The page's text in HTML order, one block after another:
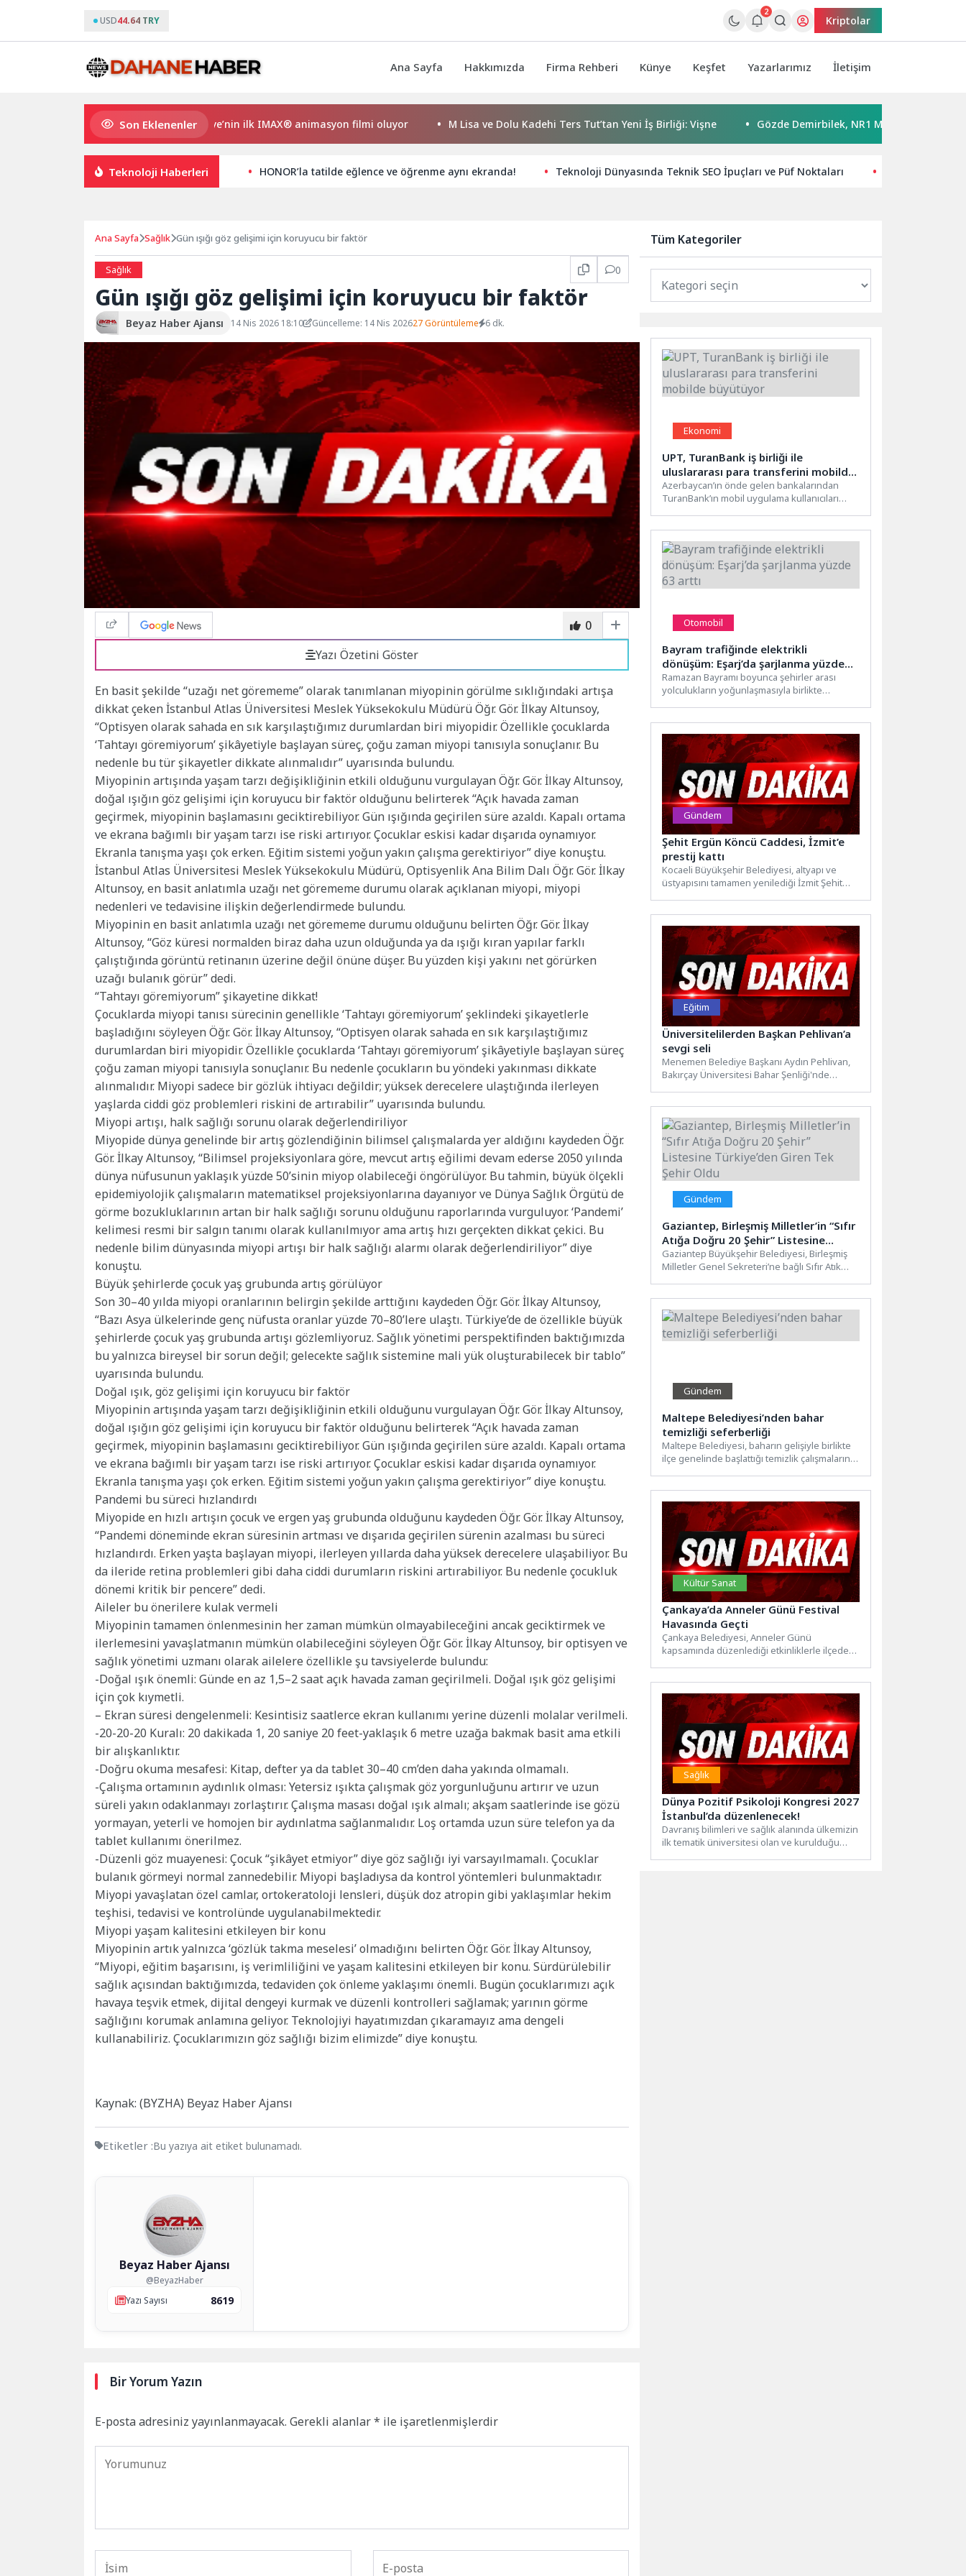
USD44.64 TRY
2
Kriptolar
Ana Sayfa Hakkımızda Firma Rehberi Künye Keşfet Yazarlarımız İletişim
Son Eklenenler
Gupi ve Gülmeyen Kral Türkiye’nin ilk IMAX® animasyon filmi oluyor M Lisa ve Dolu Kadehi Ters Tut’tan Yeni İş Birliği: Vişne Gözde Demirbilek, NR1 Magazin’de: ‘Son assolist
Teknoloji Haberleri HONOR’la tatilde eğlence ve öğrenme aynı ekranda! Teknoloji Dünyasında Teknik SEO İpuçları ve Püf Noktaları
Ana Sayfa Sağlık Gün ışığı göz gelişimi için koruyucu bir faktör
Sağlık 0
Gün ışığı göz gelişimi için koruyucu bir faktör
Beyaz Haber Ajansı 14 Nis 2026 18:10 Güncelleme: 14 Nis 202627 Görüntüleme 6 dk.
0
Yazı Özetini Göster
En basit şekilde “uzağı net görememe” olarak tanımlanan miyopinin görülme sıklığındaki artışa
dikkat çeken İstanbul Atlas Üniversitesi Meslek Yüksekokulu Müdürü Öğr. Gör. İlkay Altunsoy,
“Optisyen olarak sahada en sık karşılaştığımız durumlardan biri miyopidir. Özellikle çocuklarda
‘Tahtayı göremiyorum’ şikâyetiyle başlayan süreç, çoğu zaman miyopi tanısıyla sonuçlanır. Bu
nedenle bu tür şikayetler dikkate alınmalıdır” uyarısında bulundu.
Miyopinin artışında yaşam tarzı değişikliğinin etkili olduğunu vurgulayan Öğr. Gör. İlkay Altunsoy,
doğal ışığın göz gelişimi için koruyucu bir faktör olduğunu belirterek “Açık havada zaman
geçirmek, miyopinin başlamasını geciktirebiliyor. Gün ışığında geçirilen süre azaldı. Kapalı ortama
ve ekrana bağımlı bir yaşam tarzı ise riski artırıyor. Çocuklar eskisi kadar dışarıda oynamıyor.
Ekranla tanışma yaşı çok erken. Eğitim sistemi yoğun yakın çalışma gerektiriyor” diye konuştu.
İstanbul Atlas Üniversitesi Meslek Yüksekokulu Müdürü, Optisyenlik Ana Bilim Dalı Öğr. Gör. İlkay
Altunsoy, en basit anlatımla uzağı net görememe durumu olarak açıklanan miyopi, miyopi
nedenleri ve tedavisine ilişkin değerlendirmede bulundu.
Miyopinin en basit anlatımla uzağı net görememe durumu olduğunu belirten Öğr. Gör. İlkay
Altunsoy, “Göz küresi normalden biraz daha uzun olduğunda ya da ışığı kıran yapılar farklı
çalıştığında görüntü retinanın üzerine değil önüne düşer. Bu yüzden kişi yakını net görürken
uzağı bulanık görür” dedi.
“Tahtayı göremiyorum” şikayetine dikkat!
Çocuklarda miyopi tanısı sürecinin genellikle ‘Tahtayı göremiyorum’ şeklindeki şikayetlerle
başladığını söyleyen Öğr. Gör. İlkay Altunsoy, “Optisyen olarak sahada en sık karşılaştığımız
durumlardan biri miyopidir. Özellikle çocuklarda ‘Tahtayı göremiyorum’ şikâyetiyle başlayan süreç
çoğu zaman miyopi tanısıyla sonuçlanır. Bu nedenle çocukların bu yöndeki yakınması dikkate
alınmalıdır. Miyopi sadece bir gözlük ihtiyacı değildir; yüksek derecelere ulaştığında ilerleyen
yaşlarda ciddi göz problemleri riskini de artırabilir” uyarısında bulundu.
Miyopi artışı, halk sağlığı sorunu olarak değerlendiriliyor
Miyopide dünya genelinde bir artış gözlendiğinin bilimsel çalışmalarda yer aldığını kaydeden Öğr.
Gör. İlkay Altunsoy, “Bilimsel projeksiyonlara göre, mevcut artış eğilimi devam ederse 2050 yılında
dünya nüfusunun yaklaşık yüzde 50’sinin miyop olabileceği öngörülüyor. Bu tahmin, büyük ölçekli
epidemiyolojik çalışmaların matematiksel projeksiyonlarına dayanıyor ve Dünya Sağlık Örgütü de
görme bozukluklarının artan bir halk sağlığı sorunu olduğunu raporlarında vurguluyor. ‘Pandemi’
kelimesi resmi bir salgın tanımı olarak kullanılmıyor ama artış hızı gerçekten dikkat çekici. Bu
nedenle bilim dünyasında miyopi artışı bir halk sağlığı alarmı olarak değerlendiriliyor” diye
konuştu.
Büyük şehirlerde çocuk yaş grubunda artış görülüyor
Son 30–40 yılda miyopi oranlarının belirgin şekilde arttığını kaydeden Öğr. Gör. İlkay Altunsoy,
“Bazı Asya ülkelerinde genç nüfusta oranlar yüzde 70–80’lere ulaştı. Türkiye’de de özellikle büyük
şehirlerde çocuk yaş grubunda artışı gözlemliyoruz. Sağlık yönetimi perspektifinden baktığımızda
bu yalnızca bireysel bir sorun değil; gelecekte sağlık sistemine mali yük oluşturabilecek bir tablo”
uyarısında bulundu.
Doğal ışık, göz gelişimi için koruyucu bir faktör
Miyopinin artışında yaşam tarzı değişikliğinin etkili olduğunu vurgulayan Öğr. Gör. İlkay Altunsoy,
doğal ışığın göz gelişimi için koruyucu bir faktör olduğunu belirterek “Açık havada zaman
geçirmek, miyopinin başlamasını geciktirebiliyor. Gün ışığında geçirilen süre azaldı. Kapalı ortama
ve ekrana bağımlı bir yaşam tarzı ise riski artırıyor. Çocuklar eskisi kadar dışarıda oynamıyor.
Ekranla tanışma yaşı çok erken. Eğitim sistemi yoğun yakın çalışma gerektiriyor” diye konuştu.
Pandemi bu süreci hızlandırdı
Miyopide en hızlı artışın çocuk ve ergen yaş grubunda olduğunu kaydeden Öğr. Gör. İlkay Altunsoy,
“Pandemi döneminde ekran süresinin artması ve dışarıda geçirilen sürenin azalması bu süreci
hızlandırdı. Erken yaşta başlayan miyopi, ilerleyen yıllarda daha yüksek derecelere ulaşabiliyor. Bu
da ileride retina problemleri gibi daha ciddi durumların riskini artırabiliyor. Bu nedenle çocukluk
dönemi kritik bir pencere” dedi.
Aileler bu önerilere kulak vermeli
Miyopinin tamamen önlenmesinin her zaman mümkün olmayabileceğini ancak geciktirmek ve
ilerlemesini yavaşlatmanın mümkün olabileceğini söyleyen Öğr. Gör. İlkay Altunsoy, bir optisyen ve
sağlık yönetimi uzmanı olarak ailelere özellikle şu tavsiyelerde bulundu:
-Doğal ışık önemli: Günde en az 1,5–2 saat açık havada zaman geçirilmeli. Doğal ışık göz gelişimi
için çok kıymetli.
– Ekran süresi dengelenmeli: Kesintisiz saatlerce ekran kullanımı yerine düzenli molalar verilmeli.
-20-20-20 Kuralı: 20 dakikada 1, 20 saniye 20 feet-yaklaşık 6 metre uzağa bakmak basit ama etkili
bir alışkanlıktır.
-Doğru okuma mesafesi: Kitap, defter ya da tablet 30–40 cm’den daha yakında olmamalı.
-Çalışma ortamının aydınlık olması: Yetersiz ışıkta çalışmak göz yorgunluğunu artırır ve uzun
süreli yakın odaklanmayı zorlaştırır. Çalışma masası doğal ışık almalı; akşam saatlerinde ise gözü
yormayan, yeterli ve homojen bir aydınlatma sağlanmalıdır. Loş ortamda uzun süre telefon ya da
tablet kullanımı önerilmez.
-Düzenli göz muayenesi: Çocuk “şikâyet etmiyor” diye göz sağlığı iyi varsayılmamalı. Çocuklar
bulanık görmeyi normal zannedebilir. Miyopi başladıysa da kontrol yöntemleri bulunmaktadır.
Miyopi yavaşlatan özel camlar, ortokeratoloji lensleri, düşük doz atropin gibi yaklaşımlar hekim
teşhisi, tedavisi ve kontrolünde uygulanabilmektedir.
Miyopi yaşam kalitesini etkileyen bir konu
Miyopinin artık yalnızca ‘gözlük takma meselesi’ olmadığını belirten Öğr. Gör. İlkay Altunsoy,
“Miyopi, eğitim başarısını, iş verimliliğini ve yaşam kalitesini etkileyen bir konu. Sürdürülebilir
sağlık açısından baktığımızda, tedaviden çok önleme yaklaşımı önemli. Bugün çocuklarımızı açık
havaya teşvik etmek, dijital dengeyi kurmak ve düzenli kontrolleri sağlamak; yarının görme
sağlığını korumak anlamına geliyor. Teknolojiyi hayatımızdan çıkaramayız ama dengeli
kullanabiliriz. Çocuklarımızın göz sağlığı bizim elimizde” diye konuştu.
Kaynak: (BYZHA) Beyaz Haber Ajansı
Etiketler :Bu yazıya ait etiket bulunamadı.
Beyaz Haber Ajansı
@BeyazHaber
Yazı Sayısı
8619
Bir Yorum Yazın
E-posta adresiniz yayınlanmayacak. Gerekli alanlar* ile işaretlenmişlerdir
Tüm Kategoriler
Ekonomi
UPT, TuranBank iş birliği ile
uluslararası para transferini mobilde
büyütüyor
Azerbaycan’ın önde gelen bankalarından
TuranBank’ın mobil uygulama kullanıcıları
Otomobil
Bayram trafiğinde elektrikli
dönüşüm: Eşarj’da şarjlanma yüzde
63 arttı
Ramazan Bayramı boyunca şehirler arası
yolculukların yoğunlaşmasıyla birlikte
Gündem
Şehit Ergün Köncü Caddesi, İzmit’e
prestij kattı
Kocaeli Büyükşehir Belediyesi, altyapı ve
üstyapısını tamamen yenilediği İzmit Şehit
Eğitim
Üniversitelilerden Başkan Pehlivan’a
sevgi seli
Menemen Belediye Başkanı Aydın Pehlivan,
Bakırçay Üniversitesi Bahar Şenliği'nde
Gündem
Gaziantep, Birleşmiş Milletler’in “Sıfır
Atığa Doğru 20 Şehir” Listesine
Türkiye’den Giren Tek Şehir Oldu
Gaziantep Büyükşehir Belediyesi, Birleşmiş
Milletler Genel Sekreteri’ne bağlı Sıfır Atık
Gündem
Maltepe Belediyesi’nden bahar
temizliği seferberliği
Maltepe Belediyesi, baharın gelişiyle birlikte
ilçe genelinde başlattığı temizlik çalışmalarını
Kültür Sanat
Çankaya’da Anneler Günü Festival
Havasında Geçti
Çankaya Belediyesi, Anneler Günü
kapsamında düzenlediği etkinliklerle ilçede
Sağlık
Dünya Pozitif Psikoloji Kongresi 2027
İstanbul’da düzenlenecek!
Davranış bilimleri ve sağlık alanında ülkemizin
ilk tematik üniversitesi olan ve kurulduğu